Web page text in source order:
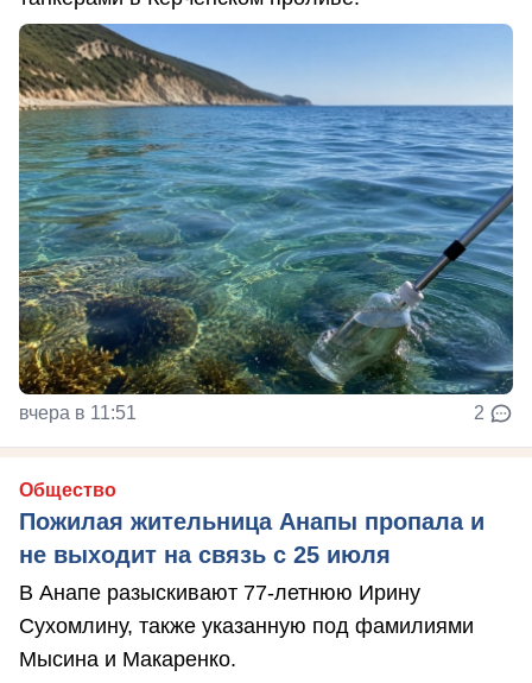
вчера в 11:51 2
Общество
Пожилая жительница Анапы пропала и
не выходит на связь с 25 июля
В Анапе разыскивают 77-летнюю Ирину
Сухомлину, также указанную под фамилиями
Мысина и Макаренко.